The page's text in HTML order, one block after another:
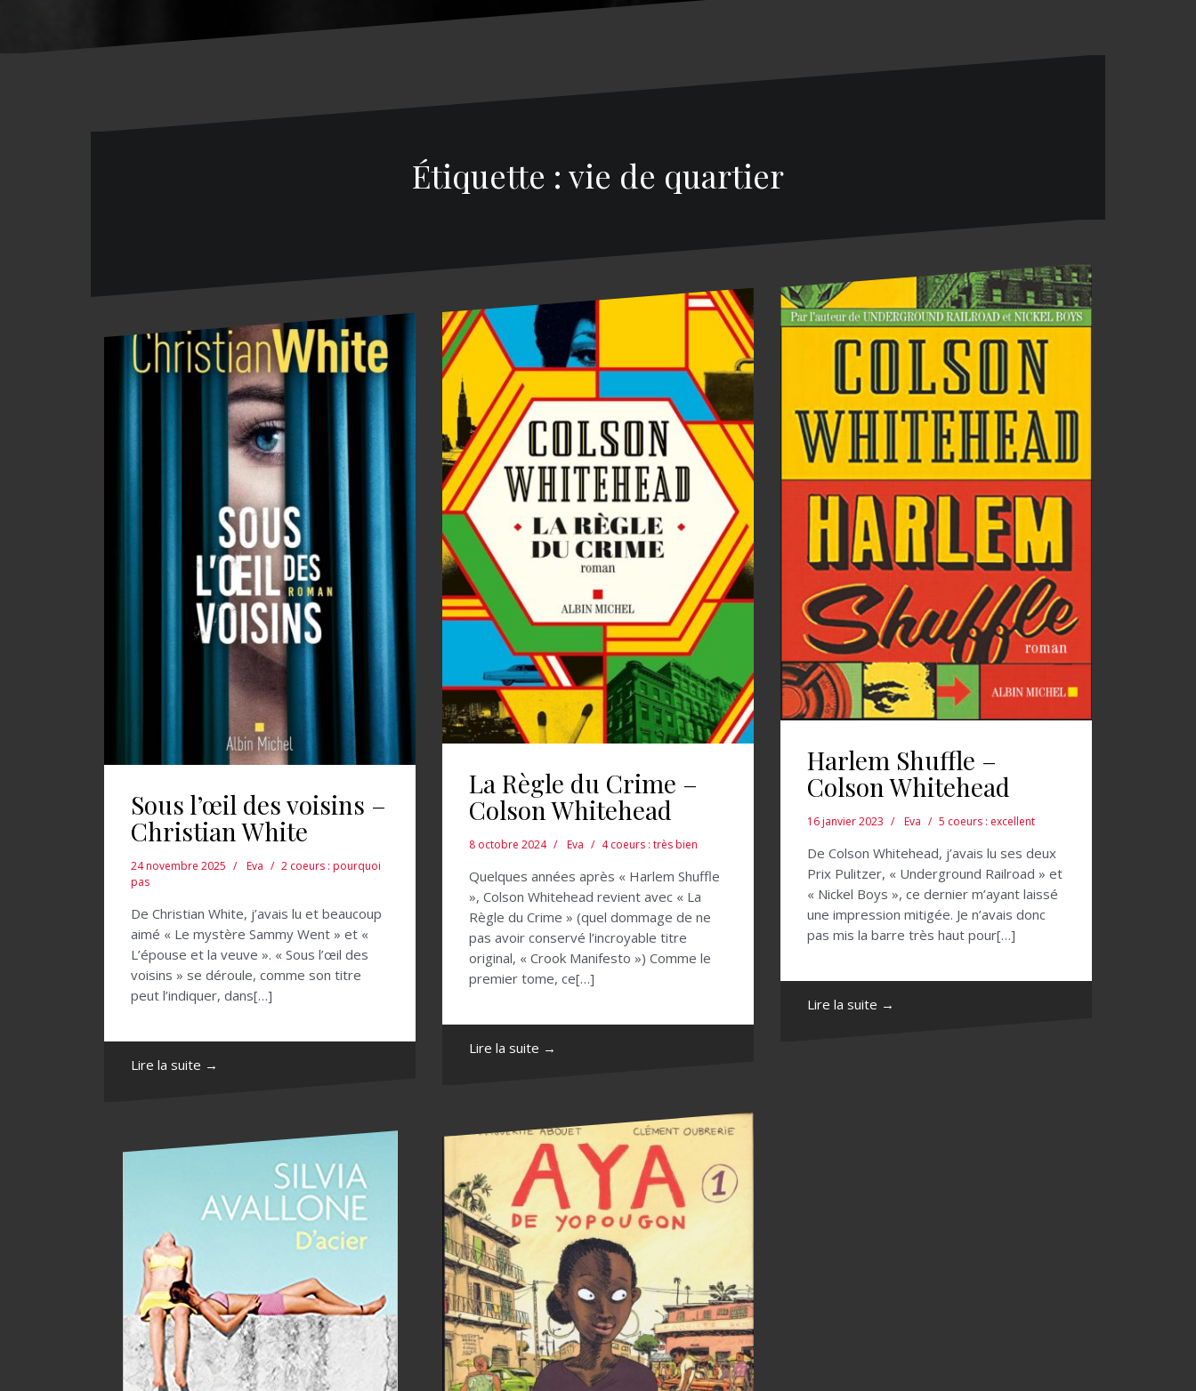
Étiquette : vie de quartier
Sous l’œil des voisins –
Christian White
24 novembre 2025 Eva
2 coeurs : pourquoi
pas
De Christian White, j’avais lu et beaucoup
aimé « Le mystère Sammy Went » et «
L’épouse et la veuve ». « Sous l’œil des
voisins » se déroule, comme son titre
peut l’indiquer, dans[…]
Lire la suite →
La Règle du Crime –
Colson Whitehead
8 octobre 2024 Eva 4 coeurs : très bien
Quelques années après « Harlem Shuffle
», Colson Whitehead revient avec « La
Règle du Crime » (quel dommage de ne
pas avoir conservé l’incroyable titre
original, « Crook Manifesto ») Comme le
premier tome, ce[…]
Lire la suite →
Harlem Shuffle –
Colson Whitehead
16 janvier 2023 Eva 5 coeurs : excellent
De Colson Whitehead, j’avais lu ses deux
Prix Pulitzer, « Underground Railroad » et
« Nickel Boys », ce dernier m’ayant laissé
une impression mitigée. Je n’avais donc
pas mis la barre très haut pour[…]
Lire la suite →